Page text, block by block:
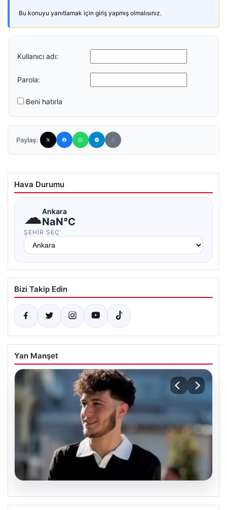
Bu konuyu yanıtlamak için giriş yapmış olmalısınız.
Kullanıcı adı:
Parola:
Beni hatırla
Paylaş:
Hava Durumu
☁Ankara
NaN°C
ŞEHIR SEÇ
Bizi Takip Edin
Yan Manşet
06.08.2026